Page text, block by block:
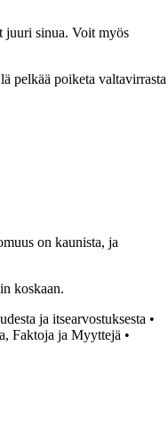
juuri sinua. Voit myös
pelkää poiketa valtavirrasta
on kaunista, ja
koskaan.
ja itsearvostuksesta •
Faktoja ja Myyttejä •